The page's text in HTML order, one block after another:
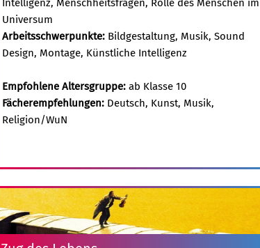
Intelligenz, Menschheitsfragen, Rolle des Menschen im
Universum
Arbeitsschwerpunkte: Bildgestaltung, Musik, Sound
Design, Montage, Künstliche Intelligenz
Empfohlene Altersgruppe: ab Klasse 10
Fächerempfehlungen: Deutsch, Kunst, Musik,
Religion/WuN